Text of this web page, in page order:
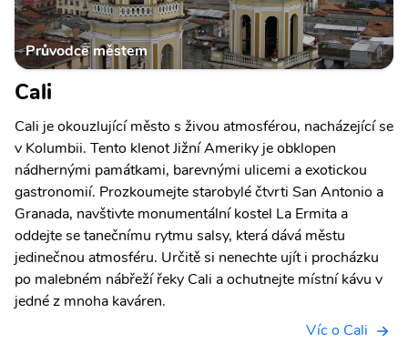
Průvodce městem
Cali
Cali je okouzlující město s živou atmosférou, nacházející se
v Kolumbii. Tento klenot Jižní Ameriky je obklopen
nádhernými památkami, barevnými ulicemi a exotickou
gastronomií. Prozkoumejte starobylé čtvrti San Antonio a
Granada, navštivte monumentální kostel La Ermita a
oddejte se tanečnímu rytmu salsy, která dává městu
jedinečnou atmosféru. Určitě si nenechte ujít i procházku
po malebném nábřeží řeky Cali a ochutnejte místní kávu v
jedné z mnoha kaváren.
Víc o Cali